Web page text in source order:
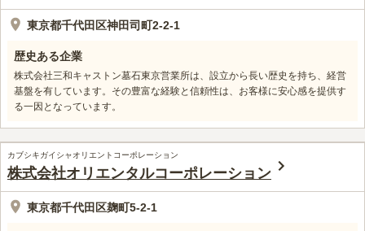
東京都千代田区神田司町2-2-1
歴史ある企業
株式会社三和キャストン墓石東京営業所は、設立から長い歴史を持ち、経営
基盤を有しています。その豊富な経験と信頼性は、お客様に安心感を提供す
る一因となっています。
カブシキガイシャオリエントコーポレーション
株式会社オリエンタルコーポレーション
東京都千代田区麹町5-2-1